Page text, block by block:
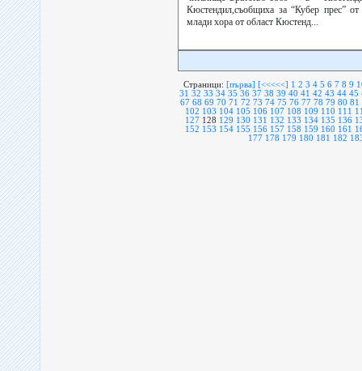
Кюстендил,съобщиха за “Кубер прес”
млади хора от област Кюстенд...
Страници: [първа] [<<<<<] 1 2 3 4 5 6 7 8 9
31 32 33 34 35 36 37 38 39 40 41 42 43 44 45
67 68 69 70 71 72 73 74 75 76 77 78 79 80 81
102 103 104 105 106 107 108 109 110 111
127 128 129 130 131 132 133 134 135 136
152 153 154 155 156 157 158 159 160 161
177 178 179 180 181 182